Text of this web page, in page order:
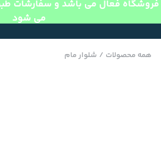
فروشگاه فعال می باشد و سفارشات
می شود
همه محصولات / شلوار مام